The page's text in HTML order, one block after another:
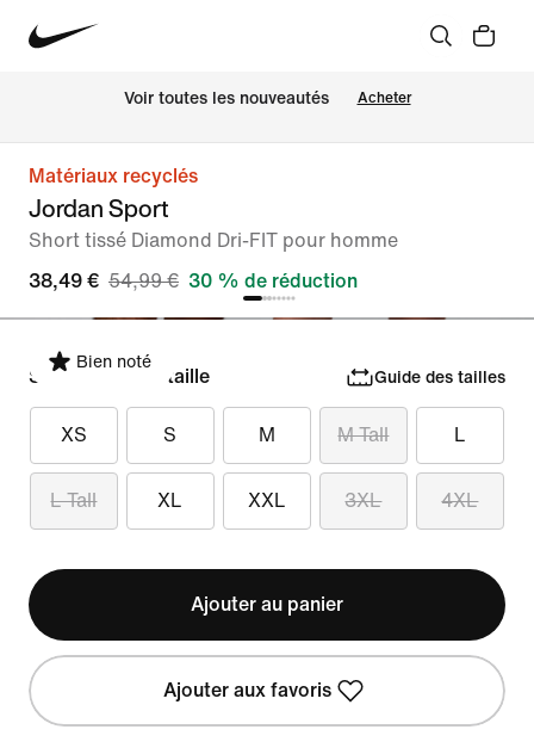
Voir toutes les nouveautés Acheter
Matériaux recyclés
Jordan Sport
Short tissé Diamond Dri-FIT pour homme
38,49 € 54,99 € 30 % de réduction
Bien noté
Sélectionner la taille Guide des tailles
XS S M M Tall L
L Tall XL XXL 3XL 4XL
Ajouter au panier
Ajouter aux favoris